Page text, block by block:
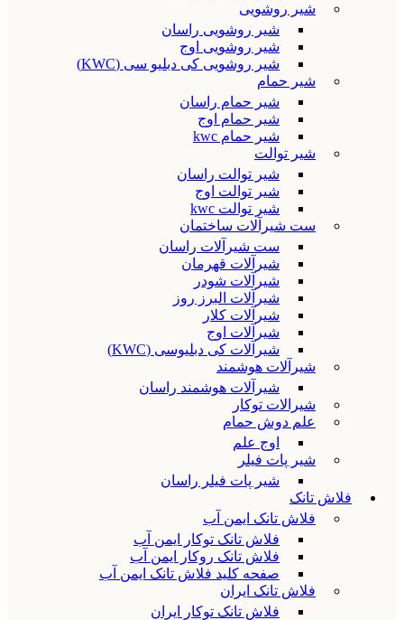
شیر روشویی
شیر روشویی راسان
شیر روشویی اوج
شیر روشویی کی دبلیو سی (KWC)
شیر حمام
شیر حمام راسان
شیر حمام اوج
شیر حمام kwc
شیر توالت
شیر توالت راسان
شیر توالت اوج
شیر توالت kwc
ست شیرآلات ساختمان
ست شیرآلات راسان
شیرآلات قهرمان
شیرآلات شودر
شیرآلات البرز روز
شیرآلات کلار
شیرآلات اوج
شیرآلات کی دبلیوسی (KWC)
شیرآلات هوشمند
شیرآلات هوشمند راسان
شیرالات توکار
علم دوش حمام
اوج علم
شیر پات فیلر
شیر پات فیلر راسان
فلاش تانک
فلاش تانک ایمن آب
فلاش تانک توکار ایمن آب
فلاش تانک روکار ایمن آب
صفحه کلید فلاش تانک ایمن آب
فلاش تانک ایران
فلاش تانک توکار ایران